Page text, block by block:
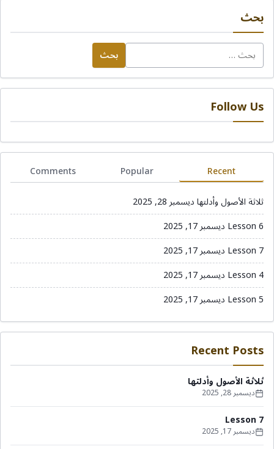
بحث
البحث
عن:
Follow Us
Recent
Popular
Comments
ثلاثة الأصول وأدلتهاديسمبر 28, 2025
Lesson 6 ديسمبر 17, 2025
Lesson 7 ديسمبر 17, 2025
Lesson 4 ديسمبر 17, 2025
Lesson 5 ديسمبر 17, 2025
Recent Posts
ثلاثة الأصول وأدلتها
ديسمبر 28, 2025
Lesson 7
ديسمبر 17, 2025